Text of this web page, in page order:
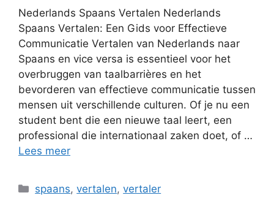
Nederlands Spaans Vertalen Nederlands
Spaans Vertalen: Een Gids voor Effectieve
Communicatie Vertalen van Nederlands naar
Spaans en vice versa is essentieel voor het
overbruggen van taalbarrières en het
bevorderen van effectieve communicatie tussen
mensen uit verschillende culturen. Of je nu een
student bent die een nieuwe taal leert, een
professional die internationaal zaken doet, of …
Lees meer
Categorieën
spaans,vertalen,vertaler